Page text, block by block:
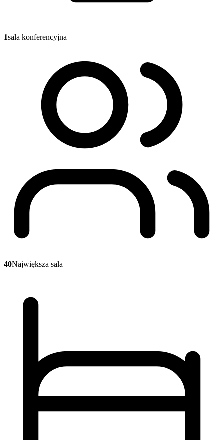
1sala konferencyjna
40Największa sala